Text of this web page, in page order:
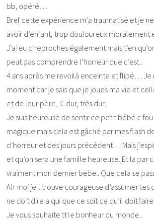
bb, opéré…
Bref cette expérience m’a traumatisé et je
avoir d’enfant, trop douloureux moralement
J’ai eu d reproches également mais t’en
peut pas comprendre l’horreur que c’est..
4 ans après me revoilà enceinte et flipé…
moment car je sais que je joues ma vie et
et de leur père.. C dur, très dur..
Je suis heureuse de sentir ce petit bébé c
magique mais cela est gâché par mes flash
d’horreur et des jours précédent… Mais
et qu’on sera une famille heureuse. Et la par
vraiment mon dernier bebe.. Que cela se
Alr moi je t trouve courageuse d’assumer tes
ne doit dire a qui que ce soit ce qu’il doit faire.
Je vous souhaite tt le bonheur du monde..